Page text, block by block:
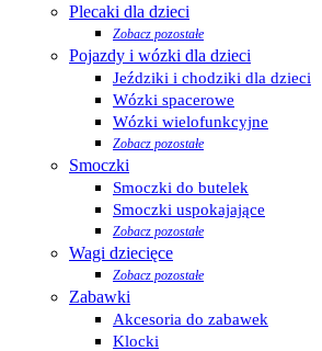
Plecaki dla dzieci
Zobacz pozostałe
Pojazdy i wózki dla dzieci
Jeździki i chodziki dla dzieci
Wózki spacerowe
Wózki wielofunkcyjne
Zobacz pozostałe
Smoczki
Smoczki do butelek
Smoczki uspokajające
Zobacz pozostałe
Wagi dziecięce
Zobacz pozostałe
Zabawki
Akcesoria do zabawek
Klocki